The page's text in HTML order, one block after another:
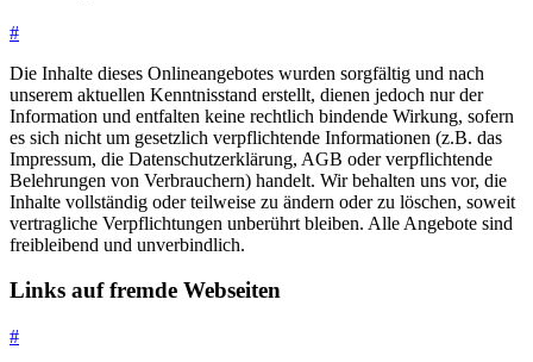
#
Die Inhalte dieses Onlineangebotes wurden sorgfältig und nach
unserem aktuellen Kenntnisstand erstellt, dienen jedoch nur der
Information und entfalten keine rechtlich bindende Wirkung, sofern
es sich nicht um gesetzlich verpflichtende Informationen (z.B. das
Impressum, die Datenschutzerklärung, AGB oder verpflichtende
Belehrungen von Verbrauchern) handelt. Wir behalten uns vor, die
Inhalte vollständig oder teilweise zu ändern oder zu löschen, soweit
vertragliche Verpflichtungen unberührt bleiben. Alle Angebote sind
freibleibend und unverbindlich.
Links auf fremde Webseiten
#